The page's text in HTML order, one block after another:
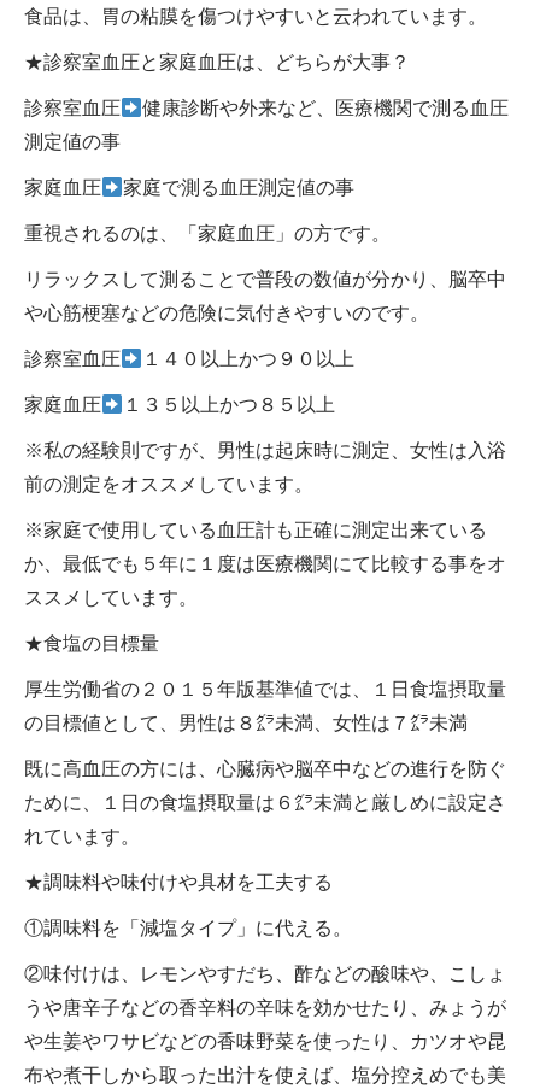
食品は、胃の粘膜を傷つけやすいと云われています。
★診察室血圧と家庭血圧は、どちらが大事？
診察室血圧
健康診断や外来など、医療機関で測る血圧
測定値の事
家庭血圧 家庭で測る血圧測定値の事
重視されるのは、「家庭血圧」の方です。
リラックスして測ることで普段の数値が分かり、脳卒中
や心筋梗塞などの危険に気付きやすいのです。
診察室血圧 １４０以上かつ９０以上
家庭血圧 １３５以上かつ８５以上
※私の経験則ですが、男性は起床時に測定、女性は入浴
前の測定をオススメしています。
※家庭で使用している血圧計も正確に測定出来ている
か、最低でも５年に１度は医療機関にて比較する事をオ
ススメしています。
★食塩の目標量
厚生労働省の２０１５年版基準値では、１日食塩摂取量
の目標値として、男性は８㌘未満、女性は７㌘未満
既に高血圧の方には、心臓病や脳卒中などの進行を防ぐ
ために、１日の食塩摂取量は６㌘未満と厳しめに設定さ
れています。
★調味料や味付けや具材を工夫する
①調味料を「減塩タイプ」に代える。
②味付けは、レモンやすだち、酢などの酸味や、こしょ
うや唐辛子などの香辛料の辛味を効かせたり、みょうが
や生姜やワサビなどの香味野菜を使ったり、カツオや昆
布や煮干しから取った出汁を使えば、塩分控えめでも美